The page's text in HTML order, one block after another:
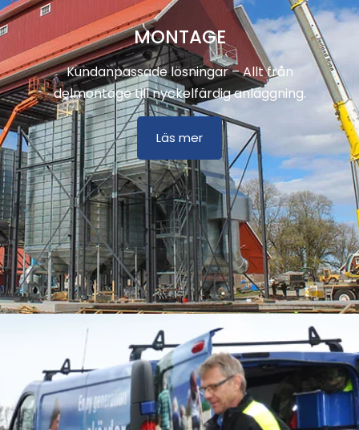
MONTAGE
Kundanpassade lösningar – Allt från
delmontage till nyckelfärdig anläggning.
Läs mer